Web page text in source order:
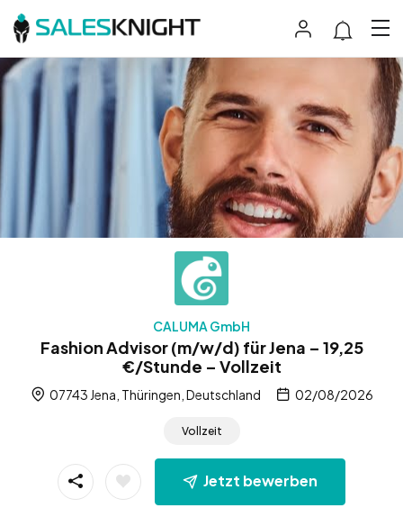
CALUMA GmbH
Fashion Advisor (m/w/d) für Jena – 19,25
€/Stunde – Vollzeit
07743 Jena, Thüringen, Deutschland 02/08/2026
Vollzeit
Jetzt bewerben